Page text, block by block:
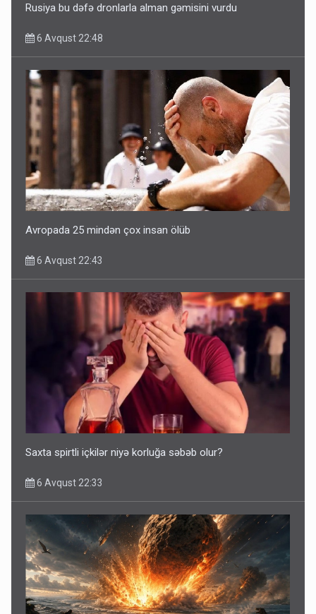
Rusiya bu dəfə dronlarla alman gəmisini vurdu
6 Avqust 22:48
Avropada 25 mindən çox insan ölüb
6 Avqust 22:43
Saxta spirtli içkilər niyə korluğa səbəb olur?
6 Avqust 22:33